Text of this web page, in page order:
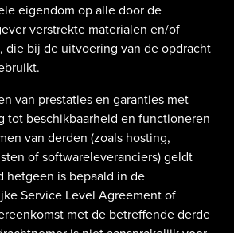
eigendom op alle door de
verstrekte materialen en/of
die bij de uitvoering van de opdracht
van prestaties en garanties met
tot beschikbaarheid en functioneren
van derden (zoals hosting,
of softwareleveranciers) geldt
hetgeen is bepaald in de
Service Level Agreement of
met de betreffende derde